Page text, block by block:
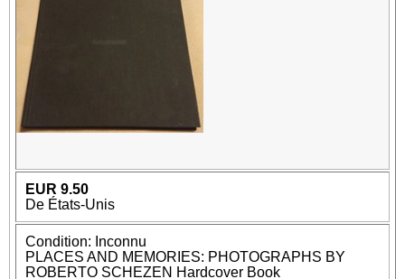
EUR 9.50
De États-Unis
Condition: Inconnu
PLACES AND MEMORIES: PHOTOGRAPHS BY
ROBERTO SCHEZEN Hardcover Book